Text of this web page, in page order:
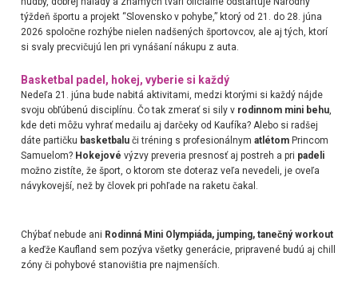
týždeň športu a projekt “Slovensko v pohybe,” ktorý od 21. do 28. júna
2026 spoločne rozhýbe nielen nadšených športovcov, ale aj tých, ktorí
si svaly precvičujú len pri vynášaní nákupu z auta.
Basketbal padel, hokej, vyberie si každý
Nedeľa 21. júna bude nabitá aktivitami, medzi ktorými si každý nájde
svoju obľúbenú disciplínu. Čo tak zmerať si sily v rodinnom mini behu,
kde deti môžu vyhrať medailu aj darčeky od Kaufíka? Alebo si radšej
dáte partičku basketbaluči tréning s profesionálnym atlétomPrincom
Samuelom? Hokejové výzvy preveria presnosť aj postreh a pri padeli
možno zistíte, že šport, o ktorom ste doteraz veľa nevedeli, je oveľa
návykovejší, než by človek pri pohľade na raketu čakal.
Chýbať nebude ani Rodinná Mini Olympiáda, jumping, tanečný workout
a keďže Kaufland sem pozýva všetky generácie, pripravené budú aj chill
zóny či pohybové stanovištia pre najmenších.